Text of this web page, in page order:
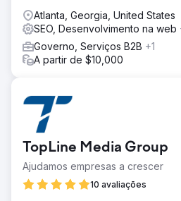
Atlanta, Georgia, United States
SEO, Desenvolvimento na web
Governo, Serviços B2B +1
A partir de $10,000
TopLine Media Group
Ajudamos empresas a crescer
10 avaliações